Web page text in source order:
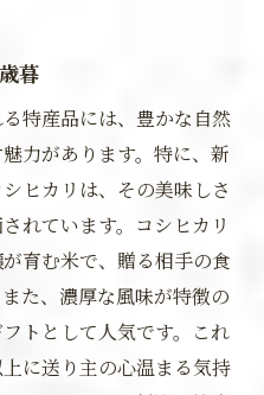
暮
特産品には、豊かな自然
力があります。特に、新
ヒカリは、その美味しさ
れています。コシヒカリ
育む米で、贈る相手の食
た、濃厚な風味が特徴の
トとして人気です。これ
に送り主の心温まる気持